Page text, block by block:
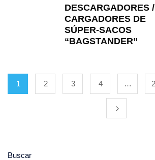
Buscar
DESCARGADORES /
CARGADORES DE
SÚPER-SACOS
“BAGSTANDER”
1 2 3 4 …